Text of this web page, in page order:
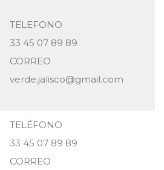
TELEFONO
33 45 07 89 89
CORREO
verde.jalisco@gmail.com
TELÉFONO
33 45 07 89 89
CORREO